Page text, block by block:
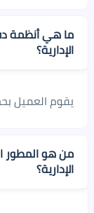
ما هي أنظمة
الإدارية؟
يقوم العميل بحجز
من هو المطور
الإدارية؟